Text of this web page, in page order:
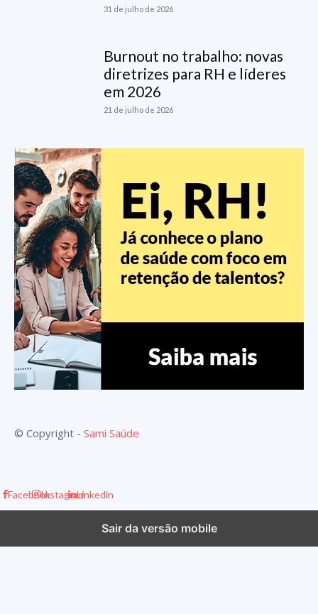
31 de julho de 2026
Burnout no trabalho: novas
diretrizes para RH e líderes
em 2026
21 de julho de 2026
© Copyright - Sami Saúde
FacebookInstagramLinkedin
Sair da versão mobile